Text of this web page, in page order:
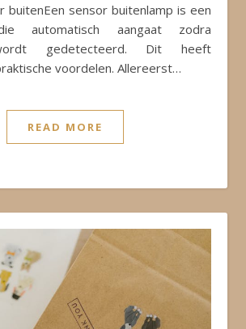
buitenEen sensor buitenlamp is een
automatisch aangaat zodra
gedetecteerd. Dit heeft
voordelen. Allereerst…
READ MORE